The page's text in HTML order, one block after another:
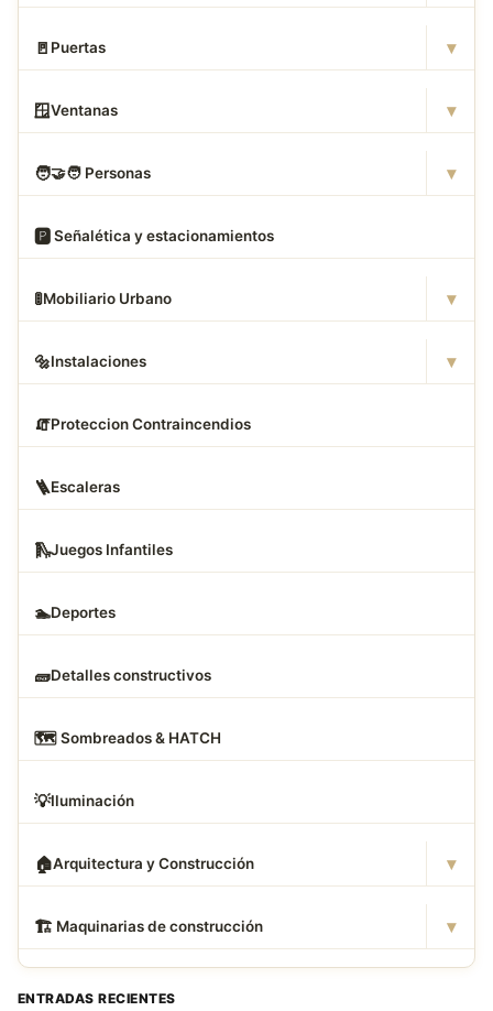
🚪 Puertas ▾
🪟Ventanas ▾
🧑‍🤝‍🧑 Personas ▾
🅿️ Señalética y estacionamientos
🚦Mobiliario Urbano ▾
🔩Instalaciones ▾
🧯Proteccion Contraincendios
🪜Escaleras
🛝Juegos Infantiles
🏊Deportes
🧱Detalles constructivos
🗺️ Sombreados & HATCH
💡Iluminación
🏠Arquitectura y Construcción ▾
🏗 ️ Maquinarias de construcción ▾
ENTRADAS RECIENTES